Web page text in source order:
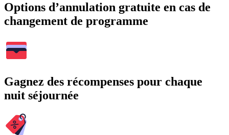
Options d’annulation gratuite en cas de
changement de programme
Gagnez des récompenses pour chaque
nuit séjournée